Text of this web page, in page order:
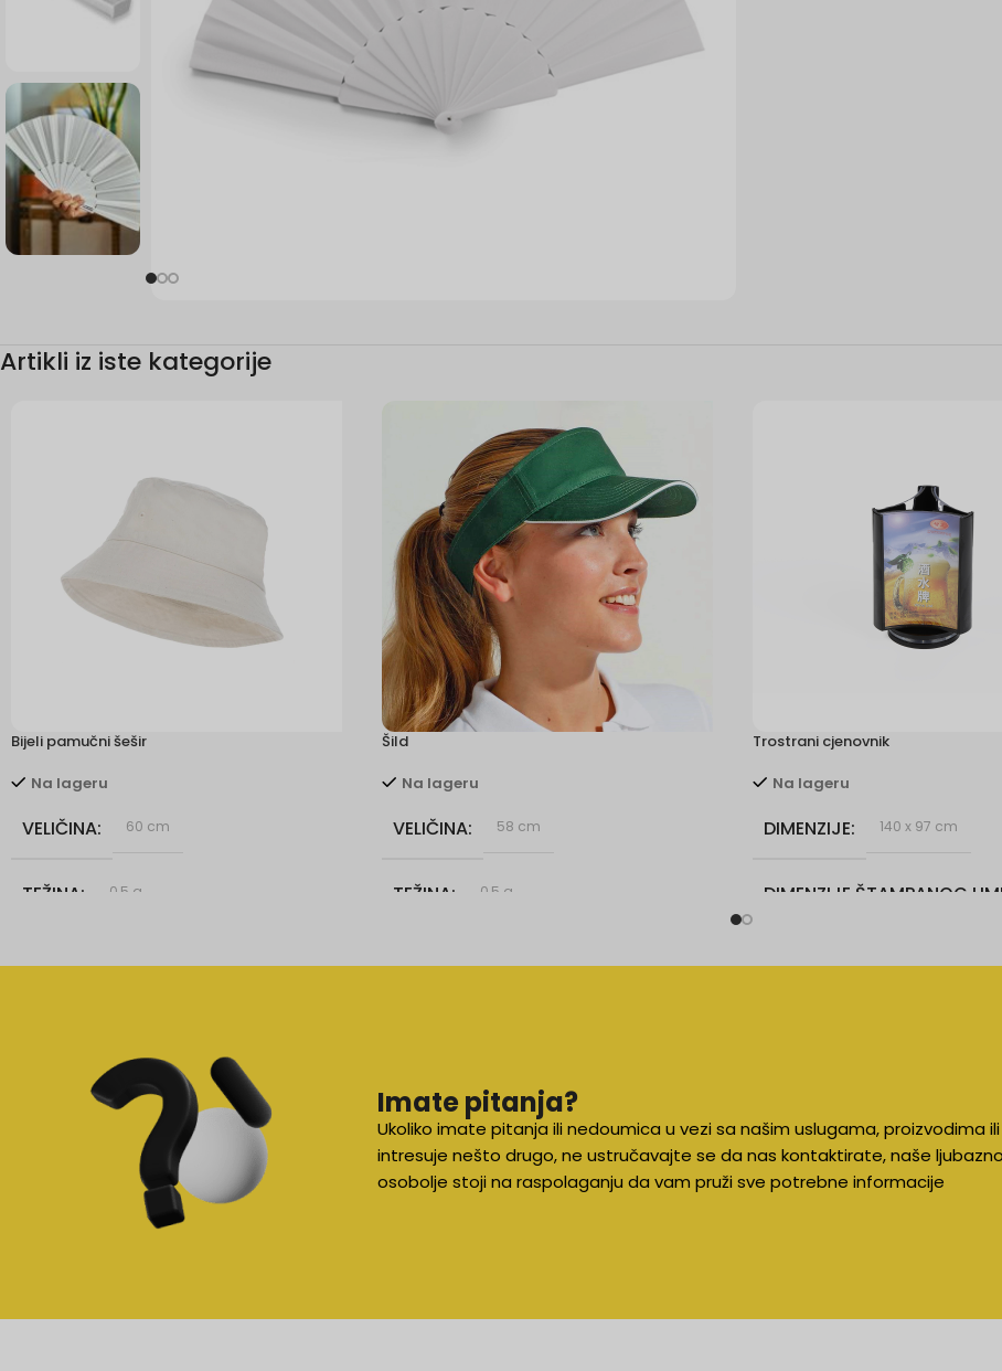
Artikli iz iste kategorije
Bijeli pamučni šešir
Na lageru
VELIČINA 60 cm
TEŽINA 0,5 g
Šild
Na lageru
VELIČINA 58 cm
TEŽINA 0,5 g
Trostrani cjenovnik
Na lageru
DIMENZIJE 140 x 97 cm
DIMENZIJE ŠTAMPANOG
Imate pitanja?
Ukoliko imate pitanja ili nedoumica u vezi sa našim uslugama, proizvodima
intresuje nešto drugo, ne ustručavajte se da nas kontaktirate, naše ljubazno
osobolje stoji na raspolaganju da vam pruži sve potrebne informacije